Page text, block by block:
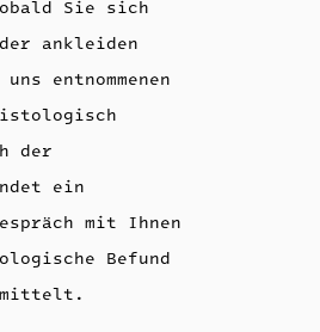
Sie sich
ankleiden
entnommenen
der
ein
mit Ihnen
Befund